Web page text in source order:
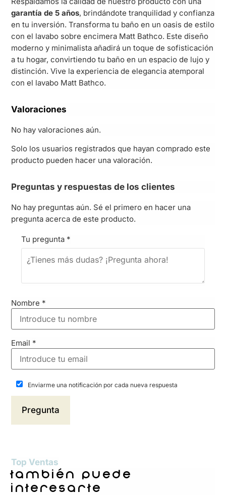
garantía de 5 años, brindándote tranquilidad y confianza
en tu inversión. Transforma tu baño en un oasis de estilo
con el lavabo sobre encimera Matt Bathco. Este diseño
moderno y minimalista añadirá un toque de sofisticación
a tu hogar, convirtiendo tu baño en un espacio de lujo y
distinción. Vive la experiencia de elegancia atemporal
con el lavabo Matt Bathco.
Valoraciones
No hay valoraciones aún.
Solo los usuarios registrados que hayan comprado este
producto pueden hacer una valoración.
Preguntas y respuestas de los clientes
No hay preguntas aún. Sé el primero en hacer una
pregunta acerca de este producto.
Tu pregunta *
Nombre *
Email *
Enviarme una notificación por cada nueva respuesta
Top Ventas
también puede
interesarte